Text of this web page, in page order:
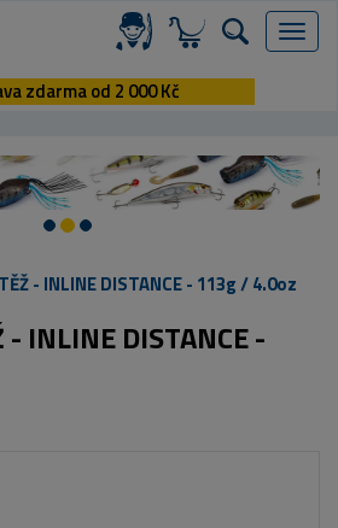
Menu
zdarma od 2 000 Kč
- INLINE DISTANCE - 113g / 4.0oz
- INLINE DISTANCE -